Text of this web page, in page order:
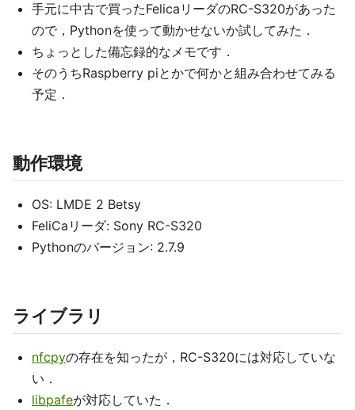
手元に中古で買ったFelicaリーダのRC-S320があった
ので，Pythonを使って動かせないか試してみた．
ちょっとした備忘録的なメモです．
そのうちRaspberry piとかで何かと組み合わせてみる
予定．
動作環境
OS: LMDE 2 Betsy
FeliCaリーダ: Sony RC-S320
Pythonのバージョン: 2.7.9
ライブラリ
nfcpyの存在を知ったが，RC-S320には対応していな
い．
libpafeが対応していた．